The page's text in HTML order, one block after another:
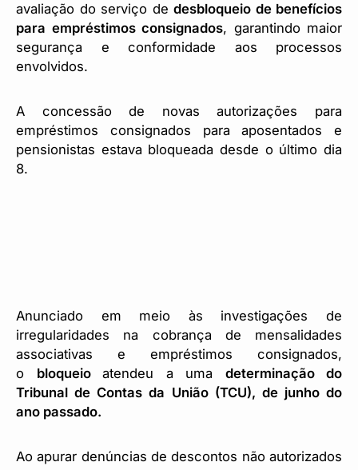
avaliação do serviço de desbloqueio de benefícios
para empréstimos consignados, garantindo maior
segurança e conformidade aos processos
envolvidos.
A concessão de novas autorizações para
empréstimos consignados para aposentados e
pensionistas estava bloqueada desde o último dia
8.
Anunciado em meio às investigações de
irregularidades na cobrança de mensalidades
associativas e empréstimos consignados,
o bloqueio atendeu a uma determinação do
Tribunal de Contas da União (TCU), de junho do
ano passado.
Ao apurar denúncias de descontos não autorizados